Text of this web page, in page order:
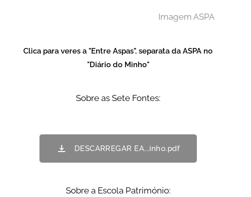
Imagem ASPA
Clica para veres a "Entre Aspas", separata da ASPA no
"Diário do Minho"
Sobre as Sete Fontes:
DESCARREGAR EA...inho.pdf
Sobre a Escola Património: